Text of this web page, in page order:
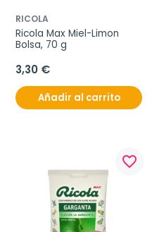
RICOLA
Ricola Max Miel-Limon
Bolsa, 70 g
3,30 €
Añadir al carrito
favorite_border